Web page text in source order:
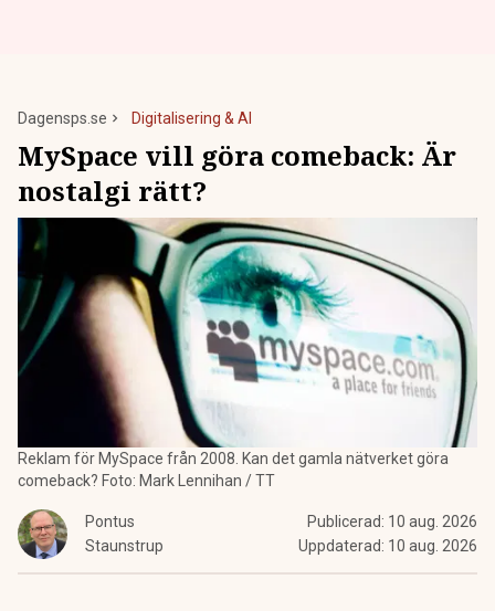
Dagensps.se Digitalisering & AI
MySpace vill göra comeback: Är
nostalgi rätt?
Reklam för MySpace från 2008. Kan det gamla nätverket göra
comeback? Foto: Mark Lennihan / TT
Pontus
Staunstrup
Publicerad: 10 aug. 2026
Uppdaterad: 10 aug. 2026